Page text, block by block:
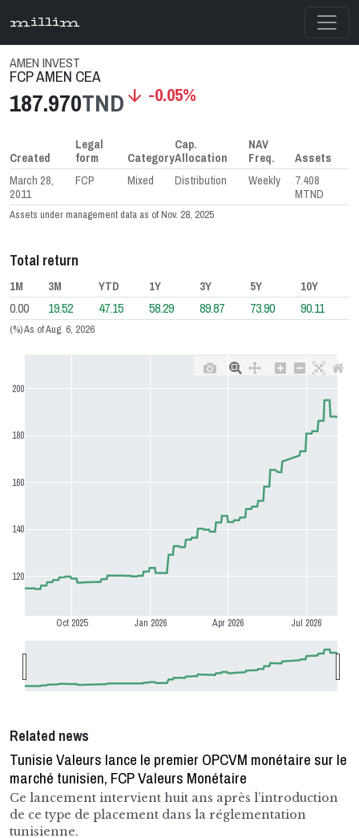
millim
AMEN INVEST
FCP AMEN CEA
187.970TND arrow_downward -0.05%
Assets under management data as of Nov. 28, 2025
Created
Legal
form
Category
Cap.
Allocation
NAV
Freq.
Assets
March 28,
2011
FCP Mixed Distribution Weekly
7.408
MTND
Total return
(%) As of Aug. 6, 2026
1M 3M YTD 1Y 3Y 5Y 10Y
0.00 19.52 47.15 58.29 89.87 73.90 90.11
Oct 2025 Jan 2026 Apr 2026 Jul 2026
120
140
160
180
200
Related news
Tunisie Valeurs lance le premier OPCVM monétaire sur le
marché tunisien, FCP Valeurs Monétaire
Ce lancement intervient huit ans après l’introduction
de ce type de placement dans la réglementation
tunisienne.